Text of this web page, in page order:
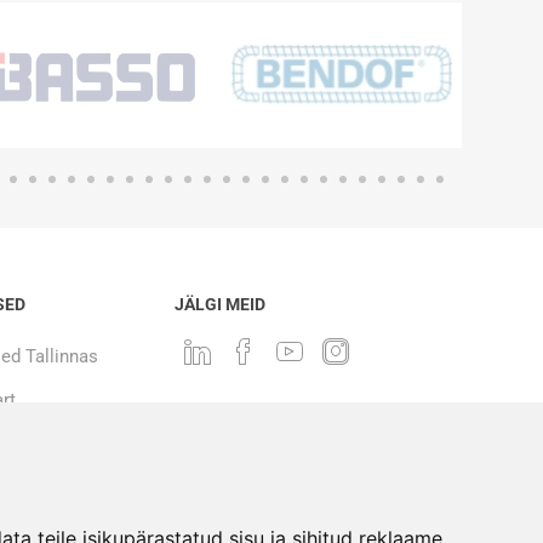
teile isikupärastatud sisu ja sihitud reklaame,
Tallinnas
JÄLGI MEID